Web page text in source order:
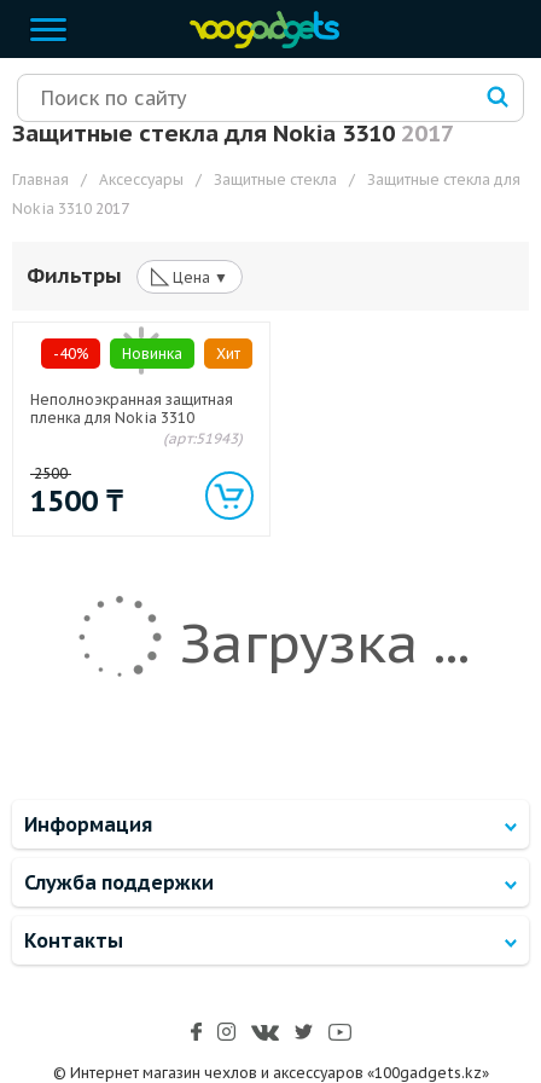
Защитные стекла для Nokia 33102017
Главная / Аксессуары / Защитные стекла /
Защитные стекла для
Nokia 3310 2017
Фильтры ◺ Цена ▼
-40% Новинка Хит
Неполноэкранная защитная
пленка для Nokia 3310
(арт:51943)
2500
1500 ₸
Загрузка ...
Информация
Служба поддержки
Контакты
© Интернет магазин чехлов и аксессуаров «100gadgets.kz»